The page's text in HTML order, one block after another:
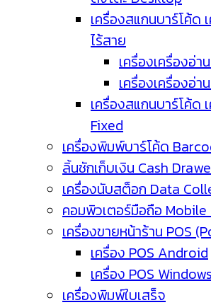
เครื่องสแกนบาร์โค้ด
ไร้สาย
เครื่องเครื่องอ่า
เครื่องเครื่องอ่า
เครื่องสแกนบาร์โค้ด
Fixed
เครื่องพิมพ์บาร์โค้ด
ลิ้นชักเก็บเงิน Cash
เครื่องนับสต็อก Data
คอมพิวเตอร์มือถือ
เครื่องขายหน้าร้าน POS
เครื่อง POS Android
เครื่อง POS
เครื่องพิมพ์ใบเสร็จ